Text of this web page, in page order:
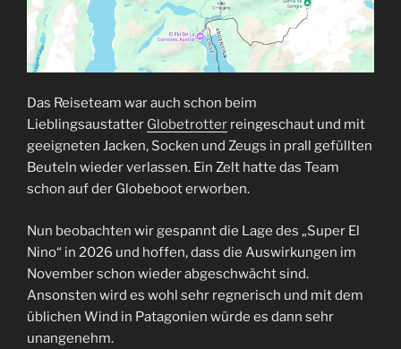
Das Reiseteam war auch schon beim
Lieblingsaustatter Globetrotter reingeschaut und mit
geeigneten Jacken, Socken und Zeugs in prall gefüllten
Beuteln wieder verlassen. Ein Zelt hatte das Team
schon auf der Globeboot erworben.
Nun beobachten wir gespannt die Lage des „Super El
Nino“ in 2026 und hoffen, dass die Auswirkungen im
November schon wieder abgeschwächt sind.
Ansonsten wird es wohl sehr regnerisch und mit dem
üblichen Wind in Patagonien würde es dann sehr
unangenehm.